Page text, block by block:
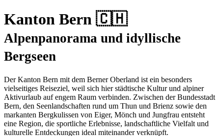
Kanton Bern 🇨🇭
Alpenpanorama und idyllische
Bergseen
Der Kanton Bern mit dem Berner Oberland ist ein besonders
vielseitiges Reiseziel, weil sich hier städtische Kultur und alpiner
Aktivurlaub auf engem Raum verbinden. Zwischen der Bundesstadt
Bern, den Seenlandschaften rund um Thun und Brienz sowie den
markanten Bergkulissen von Eiger, Mönch und Jungfrau entsteht
eine Region, die sportliche Erlebnisse, landschaftliche Vielfalt und
kulturelle Entdeckungen ideal miteinander verknüpft.